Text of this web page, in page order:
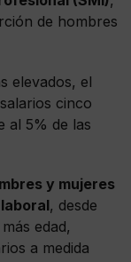
de hombres
elevados, el
cinco
al 5% de las
y mujeres
, desde
edad,
a medida